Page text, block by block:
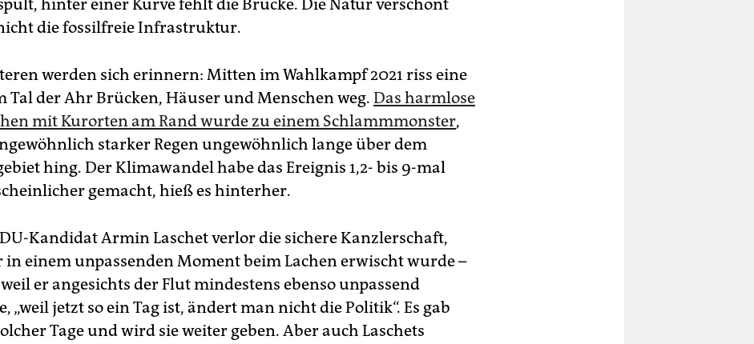
hinter einer Kurve fehlt die Brücke. Die Natur verschont
die fossilfreie Infrastruktur.
werden sich erinnern: Mitten im Wahlkampf 2021 riss eine
Tal der Ahr Brücken, Häuser und Menschen weg. Das harmlose
mit Kurorten am Rand wurde zu einem Schlammmonster,
starker Regen ungewöhnlich lange über dem
hing. Der Klimawandel habe das Ereignis 1,2- bis 9-mal
gemacht, hieß es hinterher.
Kandidat Armin Laschet verlor die sichere Kanzlerschaft,
in einem unpassenden Moment beim Lachen erwischt wurde –
er angesichts der Flut mindestens ebenso unpassend
„weil jetzt so ein Tag ist, ändert man nicht die Politik“. Es gab
Tage und wird sie weiter geben. Aber auch Laschets